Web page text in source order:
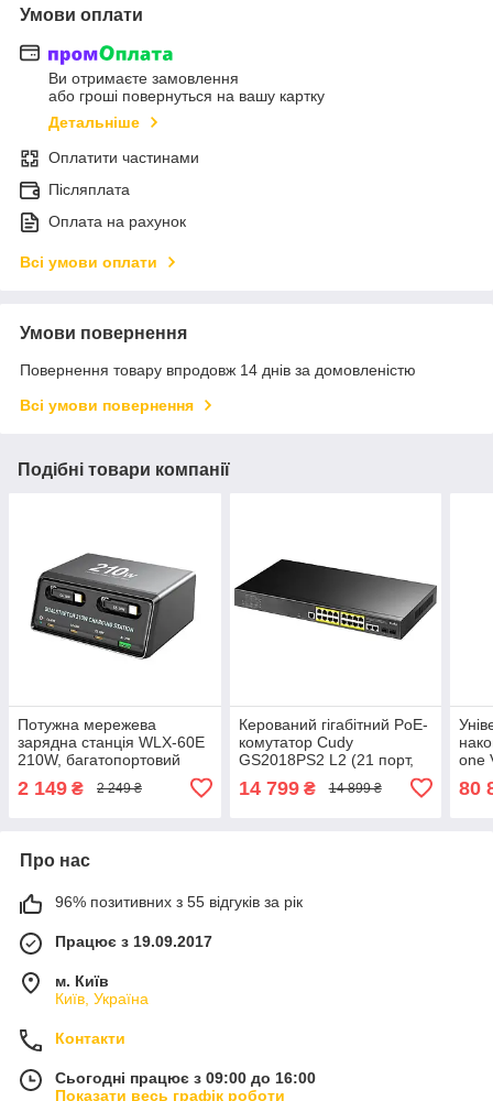
Умови оплати
Ви отримаєте замовлення
або гроші повернуться на вашу картку
Детальніше
Оплатити частинами
Післяплата
Оплата на рахунок
Всі умови оплати
Умови повернення
Повернення товару впродовж 14 днів за домовленістю
Всі умови повернення
Подібні товари компанії
Потужна мережева
зарядна станція WLX-60E
210W, багатопортовий
пристрій (5хType-C +
2 149 ₴ 2 249 ₴
Керований гігабітний PoE-
комутатор Cudy
GS2018PS2 L2 (21 порт,
200W), мережевий смарт-
14 799₴ 14 899 ₴
one
80
Про нас
96% позитивних з 55 відгуків за рік
Працює з 19.09.2017
м. Київ
Київ, Україна
Контакти
Сьогодні працює з 09:00 до 16:00
Показати весь графік роботи